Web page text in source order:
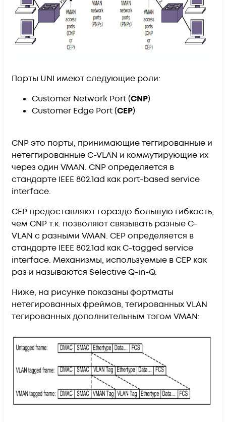
Порты UNI имеют следующие роли:
Customer Network Port (CNP)
Customer Edge Port (CEP)
CNP это порты, принимающие теггированные и
нетеггированные C-VLAN и коммутирующие их
через один VMAN. CNP определяется в
стандарте IEEE 802.1ad как port-based service
interface.
CEP предоставляют гораздо большую гибкость,
чем CNP т.к. позволяют связывать разные C-
VLAN с разными VMAN. CEP определяется в
стандарте IEEE 802.1ad как C-tagged service
interface. Механизмы, используемые в CEP как
раз и называются Selective Q-in-Q.
Ниже, на рисунке показаны фортматы
нетегированных фреймов, тегированных VLAN
тегированных дополнительным тэгом VMAN: